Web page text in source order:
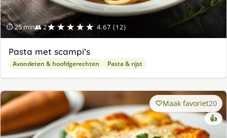
⏱ 25 min👥 2★★★★★ 4.67 (12)
Pasta met scampi’s
Avondeten & hoofdgerechten Pasta & rijst
Maak favoriet20
👍